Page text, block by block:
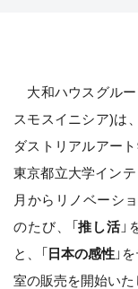
大和ハウスグルー
スモスイニシア)は
ダストリアルアー
東京都立大学イン
月からリノベーシ
のたび、「推し活
と、「 日本の感性 」
室の販売を開始いた